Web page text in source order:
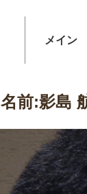
メイン
名前:影島